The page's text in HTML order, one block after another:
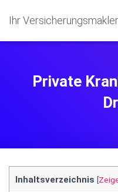
Ihr
Private
Inhaltsverzeichnis [